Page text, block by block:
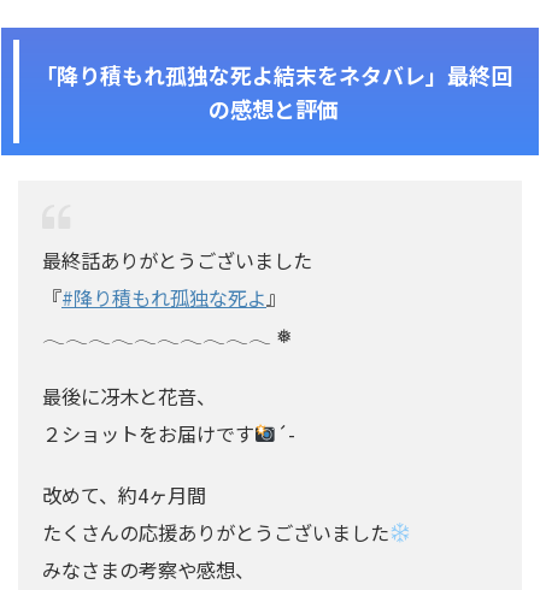
「降り積もれ孤独な死よ結末をネタバレ」最終回
の感想と評価
最終話ありがとうございました
『#降り積もれ孤独な死よ』
𓂃𓂃𓂃𓂃𓂃𓂃𓂃𓂃𓂃𓂃 ❅
最後に冴木と花音、
２ショットをお届けです
´-
改めて、約4ヶ月間
たくさんの応援ありがとうございました
みなさまの考察や感想、